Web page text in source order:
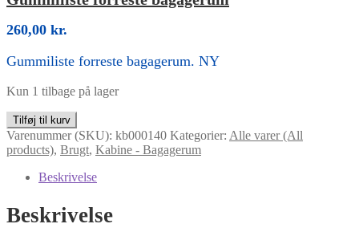
260,00 kr.
Gummiliste forreste bagagerum. NY
Kun 1 tilbage på lager
Gummiliste
forreste
bagagerum
antal
Tilføj til kurv
Varenummer (SKU): kb000140 Kategorier: Alle varer (All
products), Brugt, Kabine - Bagagerum
Beskrivelse
Beskrivelse